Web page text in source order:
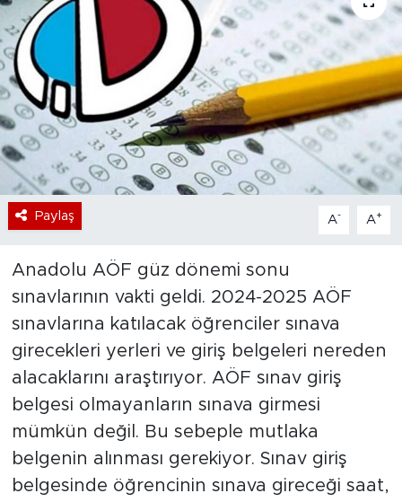
Paylaş A- A+
Anadolu AÖF güz dönemi sonu
sınavlarının vakti geldi. 2024-2025 AÖF
sınavlarına katılacak öğrenciler sınava
girecekleri yerleri ve giriş belgeleri nereden
alacaklarını araştırıyor. AÖF sınav giriş
belgesi olmayanların sınava girmesi
mümkün değil. Bu sebeple mutlaka
belgenin alınması gerekiyor. Sınav giriş
belgesinde öğrencinin sınava gireceği saat,
Magazin
Dünya
Sektör